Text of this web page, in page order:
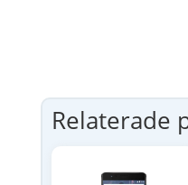
Relaterade